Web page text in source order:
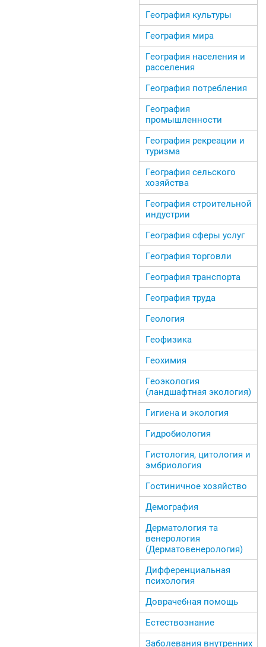
География культуры
География мира
География населения и
расселения
География потребления
География
промышленности
География рекреации и
туризма
География сельского
хозяйства
География строительной
индустрии
География сферы услуг
География торговли
География транспорта
География труда
Геология
Геофизика
Геохимия
Геоэкология
(ландшафтная экология)
Гигиена и экология
Гидробиология
Гистология, цитология и
эмбриология
Гостиничное хозяйство
Демография
Дерматология та
венерология
(Дерматовенерология)
Дифференциальная
психология
Доврачебная помощь
Естествознание
Заболевания внутренних